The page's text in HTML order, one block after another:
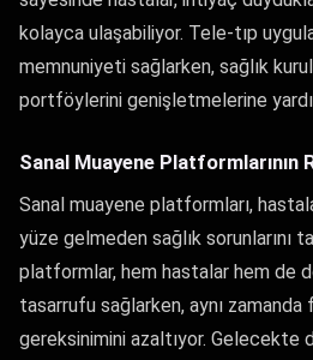
kolayca ulaşabiliyor. Tele-tıp
memnuniyeti sağlarken, sağlık
portföylerini genişletmelerine
Sanal Muayene Platformlarının
Sanal muayene platformları,
yüze gelmeden sağlık sorunlarını
platformlar, hem hastalar hem de
tasarrufu sağlarken, aynı
gereksinimini azaltıyor. Gelecekte